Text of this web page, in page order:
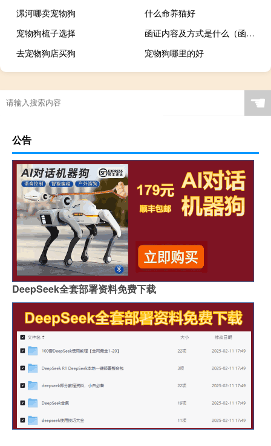
漯河哪卖宠物狗
什么命养猫好
宠物狗梳子选择
函证内容及方式是什么（函证的两种方式）
去宠物狗店买狗
宠物狗哪里的好
☚
公告
DeepSeek全套部署资料免费下载